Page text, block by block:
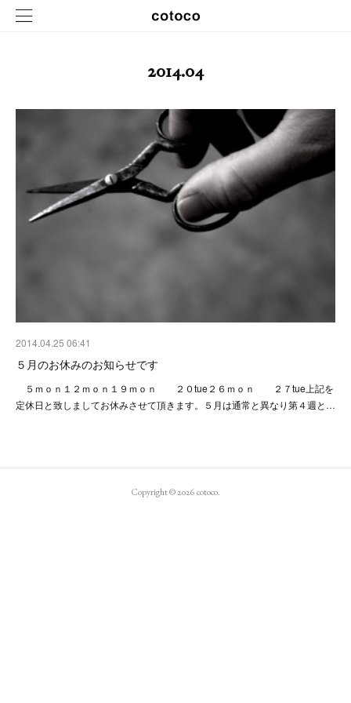
2014.04
2014.04.25 06:41
５月のお休みのお知らせです
５ｍｏｎ１２ｍｏｎ１９ｍｏｎ ２０tue２６ｍｏｎ ２７tue上記を
定休日と致しましてお休みさせて頂きます。５月は通常と異なり第４週と…
Copyright ©2026cotoco.